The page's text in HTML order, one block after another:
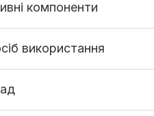
компоненти
використання